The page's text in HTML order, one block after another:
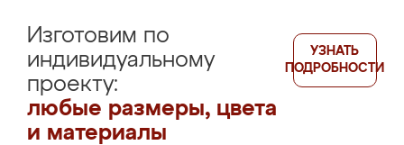
Изготовим по
индивидуальному
проекту:
любые размеры, цвета
и материалы
УЗНАТЬ
ПОДРОБНОСТИ